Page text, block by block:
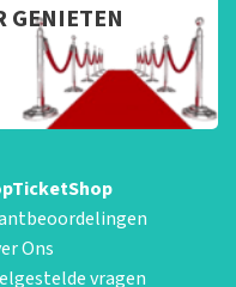
GENIETEN
Ons
vragen